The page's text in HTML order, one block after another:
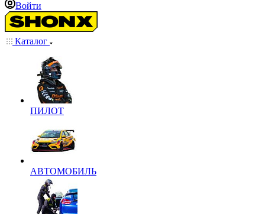
Войти
Каталог
ПИЛОТ
АВТОМОБИЛЬ